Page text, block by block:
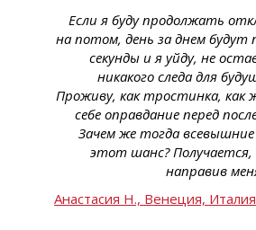
Если я буду продолжать
на потом, день за днем будут
секунды и я уйду, не
никакого следа для
Проживу, как тростинка, как
себе оправдание перед
Зачем же тогда
этот шанс? Получается,
направив
Анастасия Н., Венеция, Италия